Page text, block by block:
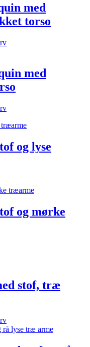
med
torso
med
og lyse
og mørke
stof, træ